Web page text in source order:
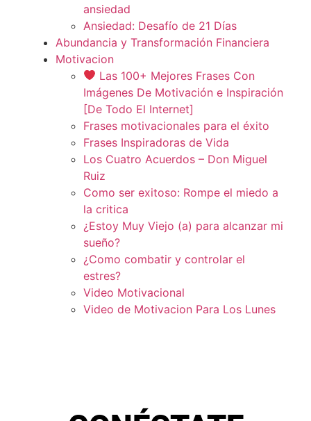
ansiedad
Ansiedad: Desafío de 21 Días
Abundancia y Transformación Financiera
Motivacion
Las 100+ Mejores Frases Con
Imágenes De Motivación e Inspiración
[De Todo El Internet]
Frases motivacionales para el éxito
Frases Inspiradoras de Vida
Los Cuatro Acuerdos – Don Miguel
Ruiz
Como ser exitoso: Rompe el miedo a
la critica
¿Estoy Muy Viejo (a) para alcanzar mi
sueño?
¿Como combatir y controlar el
estres?
Video Motivacional
Video de Motivacion Para Los Lunes